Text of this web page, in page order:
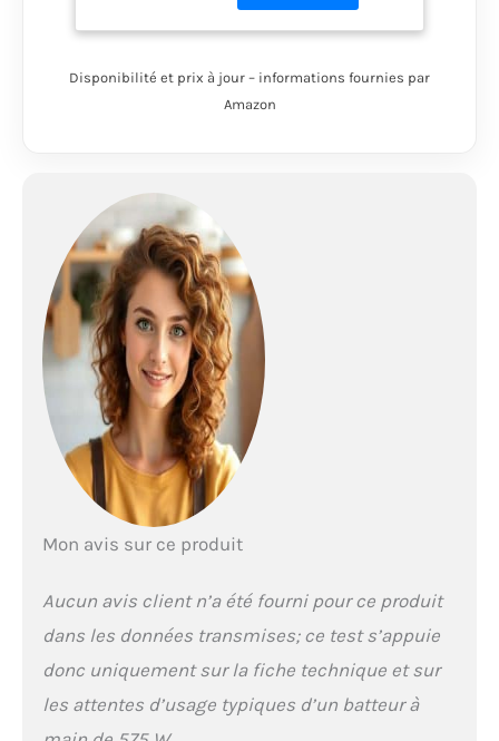
nombreux
entnehmbarem
Couteau universel 2
paires de Fine-Pour
modèles
MFQ30/MFQ35 en
acier inoxydable pour
une résistante pour un
pétrissage solides
Besenwechsel sans
besoin de Abspüle
Hachoir universel inox,
inoxydable, 2 x
couvercle Mix-/verre
Disponibilité et prix à jour – informations fournies par
Amazon
Mon avis sur ce produit
Aucun avis client n’a été fourni pour ce produit
dans les données transmises; ce test s’appuie
donc uniquement sur la fiche technique et sur
les attentes d’usage typiques d’un batteur à